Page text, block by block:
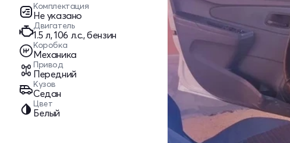
Комплектация
Не указано
Двигатель
1.5 л, 106 л.с., бензин
Коробка
Механика
Привод
Передний
Кузов
Седан
Цвет
Белый